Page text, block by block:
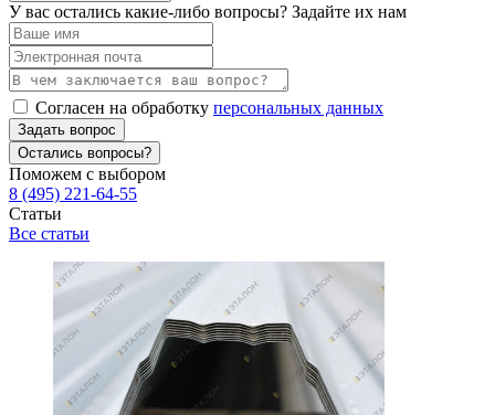
У вас остались какие-либо вопросы? Задайте их нам
Согласен на обработку персональных данных
Задать вопрос
Остались вопросы?
Поможем с выбором
8 (495) 221-64-55
Статьи
Все статьи